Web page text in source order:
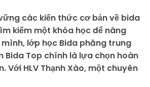
các kiến thức cơ bản về bida
kiếm một khóa học để nâng
lớp học Bida phăng trung
Bida Top chính là lựa chọn hoàn
Với HLV Thạnh Xào, một chuyên